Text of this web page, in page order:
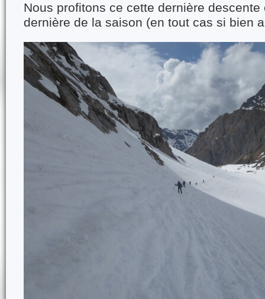
Nous profitons ce cette dernière
dernière de la saison (en tout cas si bien